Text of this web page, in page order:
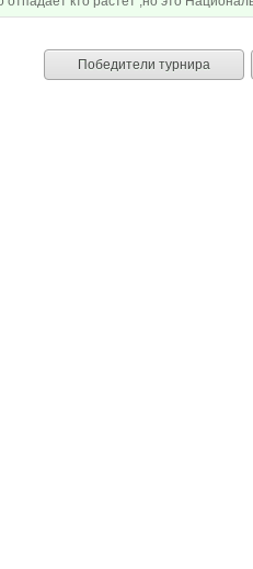
Победители турнира